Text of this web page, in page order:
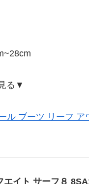
る▼
ル ブーツ リーフ
イト サーフ８